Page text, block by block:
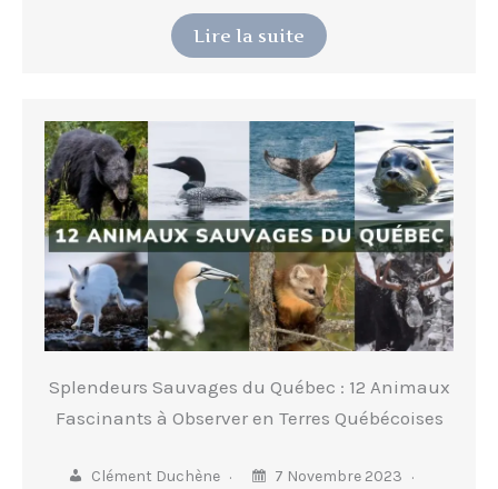
Lire la suite
Splendeurs Sauvages du Québec : 12 Animaux
Fascinants à Observer en Terres Québécoises
Clément Duchène
7 Novembre 2023